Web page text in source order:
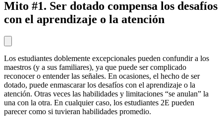
Mito #1. Ser dotado compensa los desafíos
con el aprendizaje o la atención
Los estudiantes doblemente excepcionales pueden confundir a los
maestros (y a sus familiares), ya que puede ser complicado
reconocer o entender las señales. En ocasiones, el hecho de ser
dotado, puede enmascarar los desafíos con el aprendizaje o la
atención. Otras veces las habilidades y limitaciones “se anulan” la
una con la otra. En cualquier caso, los estudiantes 2E pueden
parecer como si tuvieran habilidades promedio.